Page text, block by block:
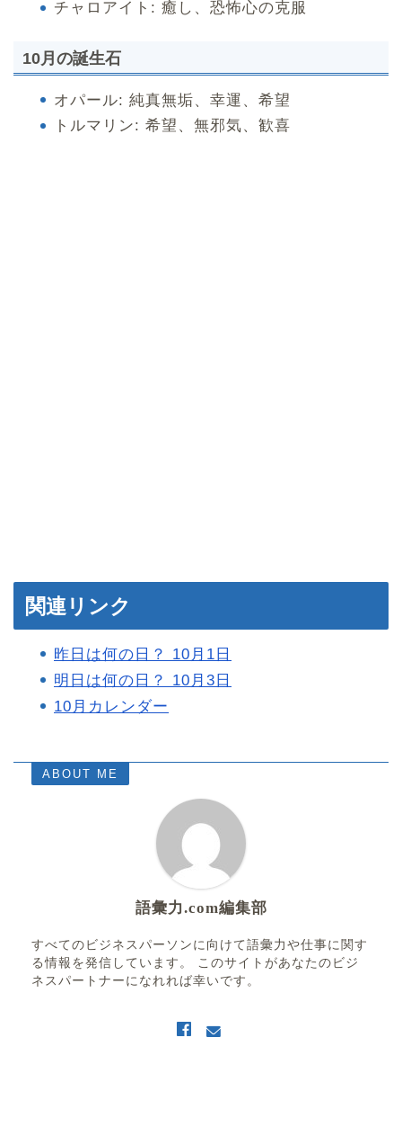
チャロアイト: 癒し、恐怖心の克服
10月の誕生石
オパール: 純真無垢、幸運、希望
トルマリン: 希望、無邪気、歓喜
関連リンク
昨日は何の日？ 10月1日
明日は何の日？ 10月3日
10月カレンダー
ABOUT ME
語彙力.com編集部
すべてのビジネスパーソンに向けて語彙力や仕事に関す
る情報を発信しています。 このサイトがあなたのビジ
ネスパートナーになれれば幸いです。